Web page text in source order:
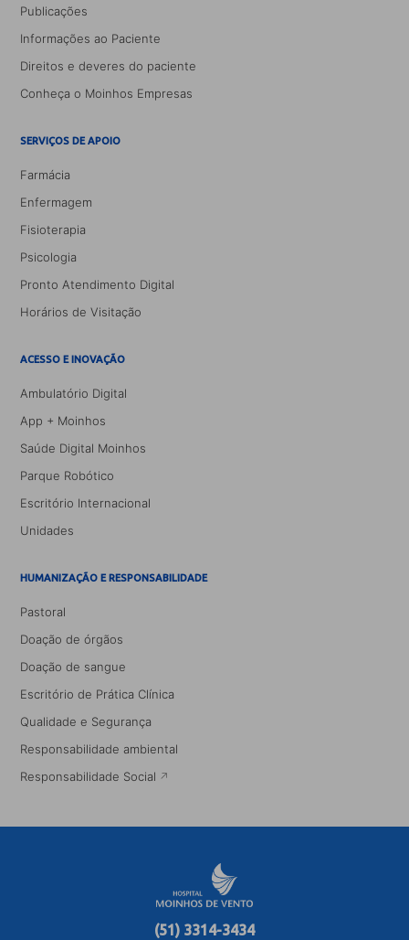
Publicações
Informações ao Paciente
Direitos e deveres do paciente
Conheça o Moinhos Empresas
SERVIÇOS DE APOIO
Farmácia
Enfermagem
Fisioterapia
Psicologia
Pronto Atendimento Digital
Horários de Visitação
ACESSO E INOVAÇÃO
Ambulatório Digital
App + Moinhos
Saúde Digital Moinhos
Parque Robótico
Escritório Internacional
Unidades
HUMANIZAÇÃO E RESPONSABILIDADE
Pastoral
Doação de órgãos
Doação de sangue
Escritório de Prática Clínica
Qualidade e Segurança
Responsabilidade ambiental
Responsabilidade Social
(51) 3314-3434